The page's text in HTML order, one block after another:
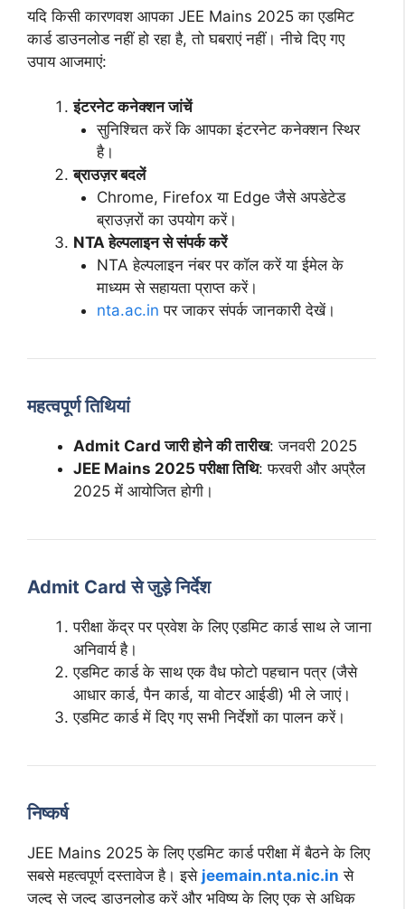
यदि किसी कारणवश आपका JEE Mains 2025 का एडमिट
कार्ड डाउनलोड नहीं हो रहा है, तो घबराएं नहीं। नीचे दिए गए
उपाय आजमाएं:
इंटरनेट कनेक्शन जांचें
सुनिश्चित करें कि आपका इंटरनेट कनेक्शन स्थिर
है।
ब्राउज़र बदलें
Chrome, Firefox या Edge जैसे अपडेटेड
ब्राउज़रों का उपयोग करें।
NTA हेल्पलाइन से संपर्क करें
NTA हेल्पलाइन नंबर पर कॉल करें या ईमेल के
माध्यम से सहायता प्राप्त करें।
nta.ac.in पर जाकर संपर्क जानकारी देखें।
महत्वपूर्ण तिथियां
Admit Card जारी होने की तारीख: जनवरी 2025
JEE Mains 2025 परीक्षा तिथि: फरवरी और अप्रैल
2025 में आयोजित होगी।
Admit Card से जुड़े निर्देश
परीक्षा केंद्र पर प्रवेश के लिए एडमिट कार्ड साथ ले जाना
अनिवार्य है।
एडमिट कार्ड के साथ एक वैध फोटो पहचान पत्र (जैसे
आधार कार्ड, पैन कार्ड, या वोटर आईडी) भी ले जाएं।
एडमिट कार्ड में दिए गए सभी निर्देशों का पालन करें।
निष्कर्ष
JEE Mains 2025 के लिए एडमिट कार्ड परीक्षा में बैठने के लिए
सबसे महत्वपूर्ण दस्तावेज है। इसे jeemain.nta.nic.in से
जल्द से जल्द डाउनलोड करें और भविष्य के लिए एक से अधिक